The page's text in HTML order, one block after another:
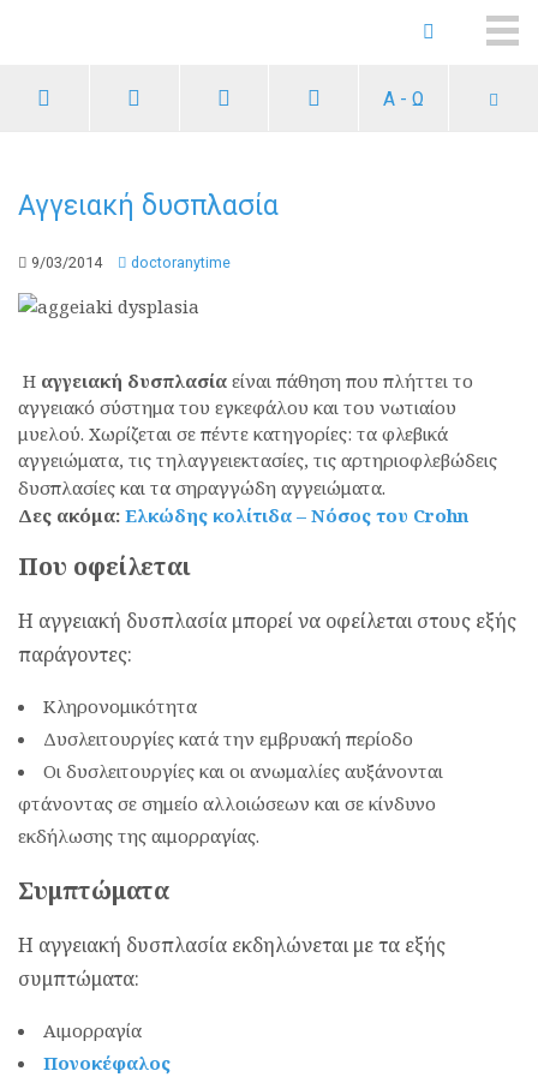
Α - Ω
Αγγειακή δυσπλασία
9/03/2014 doctoranytime
Η αγγειακή δυσπλασία είναι πάθηση που πλήττει το
αγγειακό σύστημα του εγκεφάλου και του νωτιαίου
μυελού. Χωρίζεται σε πέντε κατηγορίες: τα φλεβικά
αγγειώματα, τις τηλαγγειεκτασίες, τις αρτηριοφλεβώδεις
δυσπλασίες και τα σηραγγώδη αγγειώματα.
Δες ακόμα: Ελκώδης κολίτιδα – Νόσος του Crohn
Που οφείλεται
Η αγγειακή δυσπλασία μπορεί να οφείλεται στους εξής
παράγοντες:
Κληρονομικότητα
Δυσλειτουργίες κατά την εμβρυακή περίοδο
Οι δυσλειτουργίες και οι ανωμαλίες αυξάνονται
φτάνοντας σε σημείο αλλοιώσεων και σε κίνδυνο
εκδήλωσης της αιμορραγίας.
Συμπτώματα
Η αγγειακή δυσπλασία εκδηλώνεται με τα εξής
συμπτώματα:
Αιμορραγία
Πονοκέφαλος